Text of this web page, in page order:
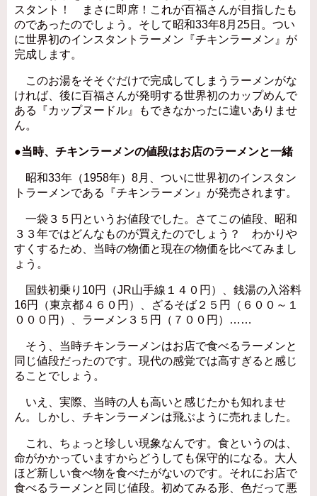
スタント！ まさに即席！これが百福さんが目指したも
のであったのでしょう。そして昭和33年8月25日。つい
に世界初のインスタントラーメン『チキンラーメン』が
完成します。
このお湯をそそぐだけで完成してしまうラーメンがな
ければ、後に百福さんが発明する世界初のカップめんで
ある『カップヌードル』もできなかったに違いありませ
ん。
●当時、チキンラーメンの値段はお店のラーメンと一緒
昭和33年（1958年）8月、ついに世界初のインスタン
トラーメンである『チキンラーメン』が発売されます。
一袋３５円というお値段でした。さてこの値段、昭和
３３年ではどんなものが買えたのでしょう？ わかりや
すくするため、当時の物価と現在の物価を比べてみまし
ょう。
国鉄初乗り10円（JR山手線１４０円）、銭湯の入浴料
16円（東京都４６０円）、ざるそば２５円（６００～１
０００円）、ラーメン３５円（７００円）……
そう、当時チキンラーメンはお店で食べるラーメンと
同じ値段だったのです。現代の感覚では高すぎると感じ
ることでしょう。
いえ、実際、当時の人も高いと感じたかも知れませ
ん。しかし、チキンラーメンは飛ぶように売れました。
これ、ちょっと珍しい現象なんです。食というのは、
命がかかっていますからどうしても保守的になる。大人
ほど新しい食べ物を食べたがないのです。それにお店で
食べるラーメンと同じ値段。初めてみる形、色だって悪